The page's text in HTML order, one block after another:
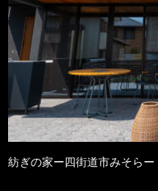
紡ぎの家ー四街道市みそらー